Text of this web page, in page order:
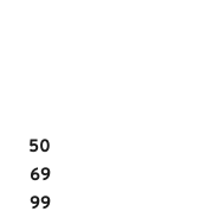
50
69
99